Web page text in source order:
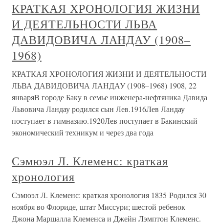
КРАТКАЯ ХРОНОЛОГИЯ ЖИЗНИ
И ДЕЯТЕЛЬНОСТИ ЛЬВА
ДАВИДОВИЧА ЛАНДАУ (1908–
1968)
КРАТКАЯ ХРОНОЛОГИЯ ЖИЗНИ И ДЕЯТЕЛЬНОСТИ
ЛЬВА ДАВИДОВИЧА ЛАНДАУ (1908–1968) 1908, 22
январяВ городе Баку в семье инженера-нефтяника Давида
Львовича Ландау родился сын Лев.1916Лев Ландау
поступает в гимназию.1920Лев поступает в Бакинский
экономический техникум и через два года
Сэмюэл Л. Клеменс: краткая
хронология
Сэмюэл Л. Клеменс: краткая хронология 1835 Родился 30
ноября во Флориде, штат Миссури; шестой ребенок
Джона Маршалла Клеменса и Джейн Лэмптон Клеменс.